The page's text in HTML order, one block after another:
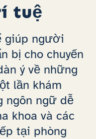
tuệ
giúp người
bị cho chuyến
ý về những
lần khám
ngôn ngữ dễ
khoa và các
tại phòng